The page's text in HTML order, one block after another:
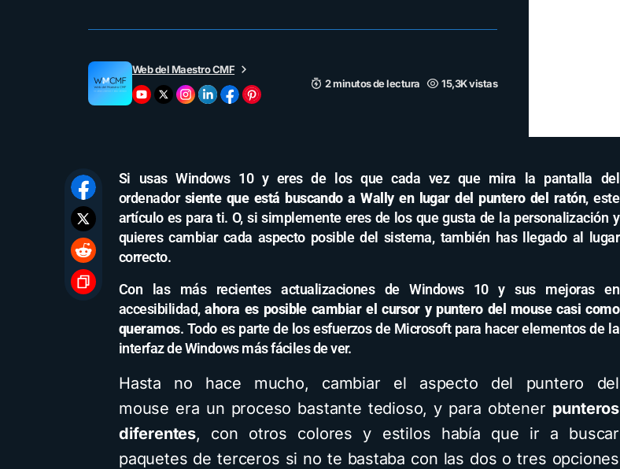
Web del Maestro CMF
2 minutos de lectura
15,3K vistas
Si usas Windows 10 y eres de los que cada vez que mira la pantalla del
ordenador siente que está buscando a Wally en lugar del puntero del ratón, este
artículo es para ti. O, si simplemente eres de los que gusta de la personalización y
quieres cambiar cada aspecto posible del sistema, también has llegado al lugar
correcto.
Con las más recientes actualizaciones de Windows 10 y sus mejoras en
accesibilidad,ahora es posible cambiar el cursor y puntero del mouse casi como
queramos. Todo es parte de los esfuerzos de Microsoft para hacer elementos de la
interfaz de Windows más fáciles de ver.
Hasta no hace mucho, cambiar el aspecto del puntero del
mouse era un proceso bastante tedioso, y para obtener punteros
diferentes, con otros colores y estilos había que ir a buscar
paquetes de terceros si no te bastaba con las dos o tres opciones